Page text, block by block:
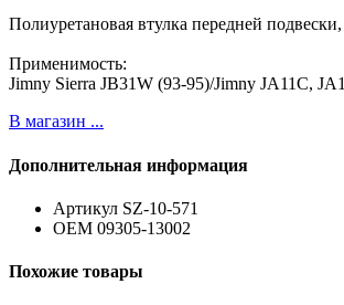
Полиуретановая втулка передней
Применимость:
Jimny Sierra JB31W (93-95)/Jimny JA11C,
В магазин ...
Дополнительная информация
Артикул SZ-10-571
ОЕМ 09305-13002
Похожие товары